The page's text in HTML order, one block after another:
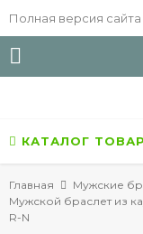
Полная версия сайта
КАТАЛОГ
Главная
Мужские
Мужской браслет из
R-N